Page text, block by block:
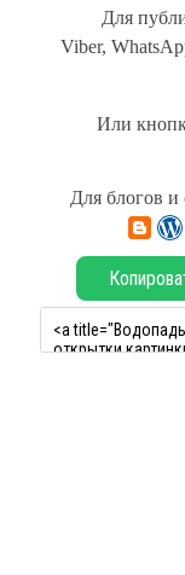
Для
Viber,
Или
Для блогов и